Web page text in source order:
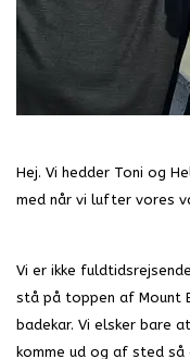
Hej. Vi hedder Toni og
med når vi lufter vores
Vi er ikke
stå på toppen af Mount
badekar. Vi elsker bare
komme ud og af sted